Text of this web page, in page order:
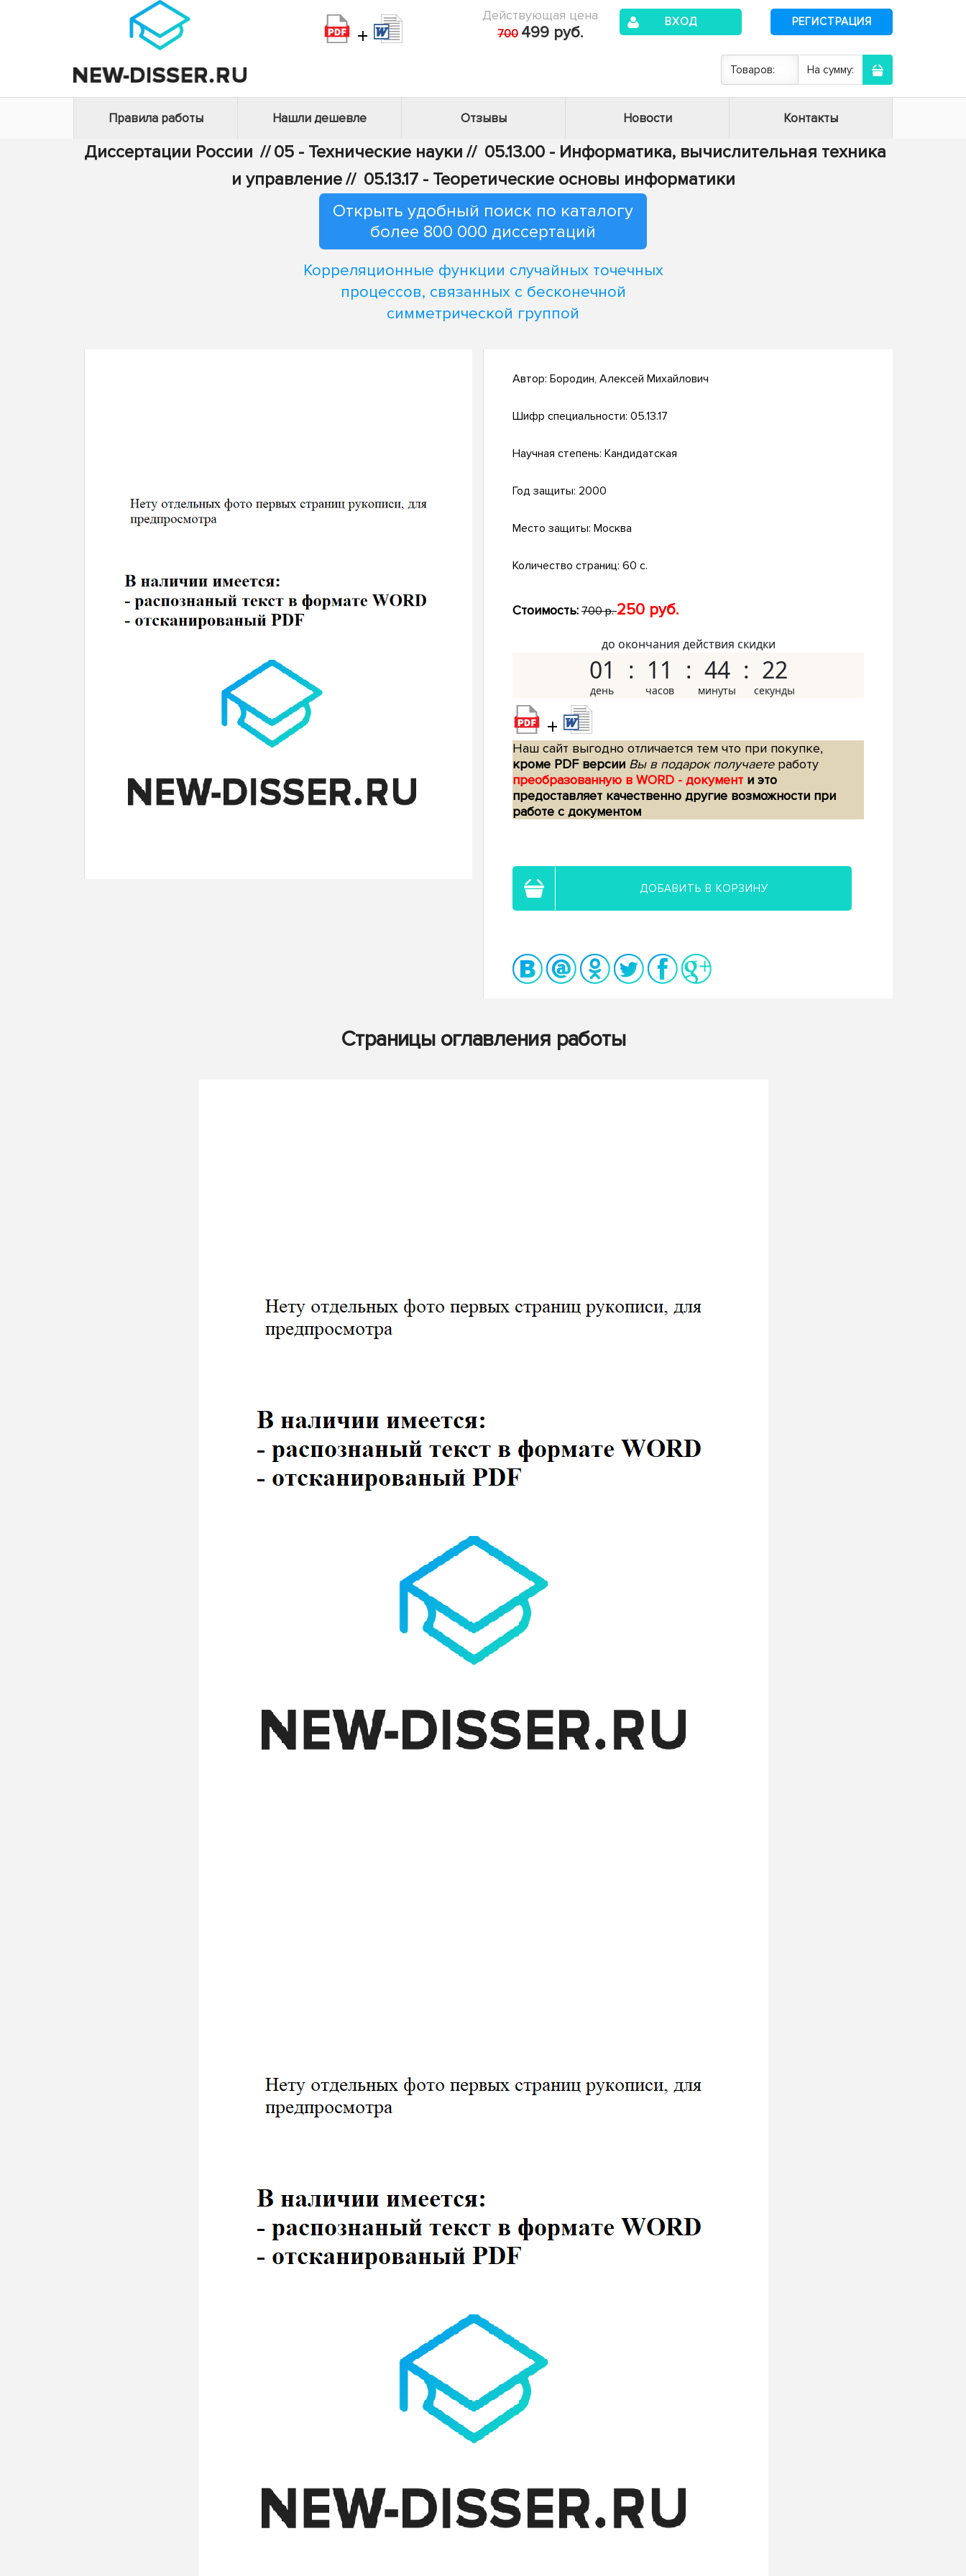
+
Действующая цена
700 499 руб.
ВХОД РЕГИСТРАЦИЯ
Товаров: На сумму:
Правила работы Нашли дешевле Отзывы Новости Контакты
Диссертации России // 05 - Технические науки // 05.13.00 - Информатика, вычислительная техника
и управление// 05.13.17 - Теоретические основы информатики
Открыть удобный поиск по каталогу
более 800 000 диссертаций
Корреляционные функции случайных точечных
процессов, связанных с бесконечной
симметрической группой
Автор: Бородин, Алексей Михайлович
Шифр специальности: 05.13.17
Научная степень: Кандидатская
Год защиты: 2000
Место защиты: Москва
Количество страниц: 60 с.
Стоимость: 700 р.250 руб.
до окончания действия скидки
01 11 44 21
+
Наш сайт выгодно отличается тем что при покупке,
кроме PDF версии Вы в подарок получаетеработу
преобразованную в WORD - документ и это
предоставляет качественно другие возможности при
работе с документом
ДОБАВИТЬ В КОРЗИНУ
Страницы оглавления работы